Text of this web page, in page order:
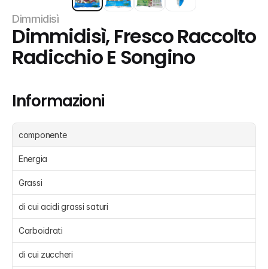
Dimmidisì
Dimmidisì, Fresco Raccolto
Radicchio E Songino
Informazioni
componente
Energia
Grassi
di cui acidi grassi saturi
Carboidrati
di cui zuccheri